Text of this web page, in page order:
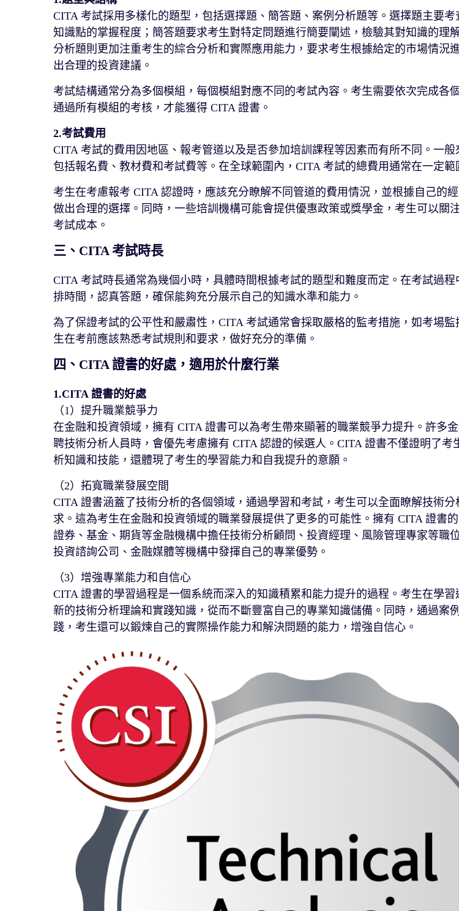
CITA 考試採用多樣化的題型，包括選擇題、簡答題、案例分析題等。選擇題主要考
知識點的掌握程度；簡答題要求考生對特定問題進行簡要闡述，檢驗其對知識的理
分析題則更加注重考生的綜合分析和實際應用能力，要求考生根據給定的市場情況
出合理的投資建議。
考試結構通常分為多個模組，每個模組對應不同的考試內容。考生需要依次完成各
通過所有模組的考核，才能獲得 CITA 證書。
2.考試費用
CITA 考試的費用因地區、報考管道以及是否參加培訓課程等因素而有所不同。一
包括報名費、教材費和考試費等。在全球範圍內，CITA 考試的總費用通常在一定範
考生在考慮報考 CITA 認證時，應該充分瞭解不同管道的費用情況，並根據自己的
做出合理的選擇。同時，一些培訓機構可能會提供優惠政策或獎學金，考生可以關
考試成本。
三、CITA 考試時長
CITA 考試時長通常為幾個小時，具體時間根據考試的題型和難度而定。在考試過
排時間，認真答題，確保能夠充分展示自己的知識水準和能力。
為了保證考試的公平性和嚴肅性，CITA 考試通常會採取嚴格的監考措施，如考場
生在考前應該熟悉考試規則和要求，做好充分的準備。
四、CITA 證書的好處，適用於什麼行業
1.CITA 證書的好處
（1）提升職業競爭力
在金融和投資領域，擁有 CITA 證書可以為考生帶來顯著的職業競爭力提升。許多
聘技術分析人員時，會優先考慮擁有 CITA 認證的候選人。CITA 證書不僅證明了考
析知識和技能，還體現了考生的學習能力和自我提升的意願。
（2）拓寬職業發展空間
CITA 證書涵蓋了技術分析的各個領域，通過學習和考試，考生可以全面瞭解技術分
求。這為考生在金融和投資領域的職業發展提供了更多的可能性。擁有 CITA 證書
證券、基金、期貨等金融機構中擔任技術分析顧問、投資經理、風險管理專家等職
投資諮詢公司、金融媒體等機構中發揮自己的專業優勢。
（3）增強專業能力和自信心
CITA 證書的學習過程是一個系統而深入的知識積累和能力提升的過程。考生在學
新的技術分析理論和實踐知識，從而不斷豐富自己的專業知識儲備。同時，通過案
踐，考生還可以鍛煉自己的實際操作能力和解決問題的能力，增強自信心。